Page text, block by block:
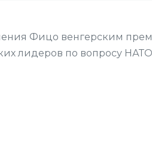
Фицо венгерским
лидеров по вопросу